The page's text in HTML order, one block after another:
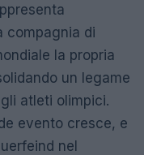
compagnia di
la propria
un legame
atleti olimpici.
evento cresce, e
nel